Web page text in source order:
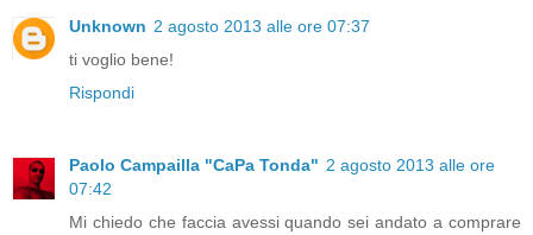
Unknown 2 agosto 2013 alle ore 07:37
ti voglio bene!
Rispondi
Paolo Campailla "CaPa Tonda" 2 agosto 2013 alle ore
07:42
Mi chiedo che faccia avessi quando sei andato a comprare